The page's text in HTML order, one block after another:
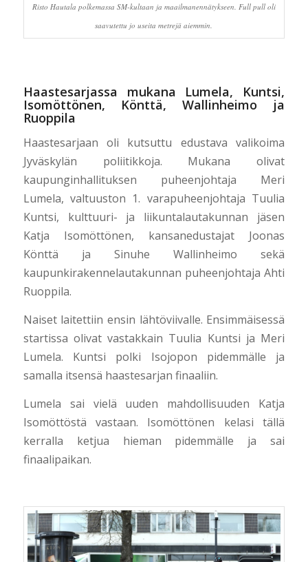
Risto Hautala polkemassa SM-kultaan ja maailmanennätykseen. Full pull oli
saavutettu jo useita metrejä aiemmin.
Haastesarjassa mukana Lumela, Kuntsi,
Isomöttönen, Könttä, Wallinheimo ja
Ruoppila
Haastesarjaan oli kutsuttu edustava valikoima
Jyväskylän poliitikkoja. Mukana olivat
kaupunginhallituksen puheenjohtaja Meri
Lumela, valtuuston 1. varapuheenjohtaja Tuulia
Kuntsi, kulttuuri- ja liikuntalautakunnan jäsen
Katja Isomöttönen, kansanedustajat Joonas
Könttä ja Sinuhe Wallinheimo sekä
kaupunkirakennelautakunnan puheenjohtaja Ahti
Ruoppila.
Naiset laitettiin ensin lähtöviivalle. Ensimmäisessä
startissa olivat vastakkain Tuulia Kuntsi ja Meri
Lumela. Kuntsi polki Isojopon pidemmälle ja
samalla itsensä haastesarjan finaaliin.
Lumela sai vielä uuden mahdollisuuden Katja
Isomöttöstä vastaan. Isomöttönen kelasi tällä
kerralla ketjua hieman pidemmälle ja sai
finaalipaikan.